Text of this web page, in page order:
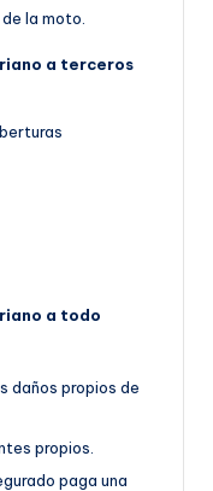
la moto.
a terceros
a todo
daños propios de
propios.
paga una